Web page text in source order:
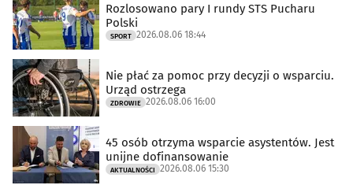
Rozlosowano pary I rundy STS Pucharu
Polski
SPORT 2026.08.06 18:44
Nie płać za pomoc przy decyzji o wsparciu.
Urząd ostrzega
ZDROWIE 2026.08.06 16:00
45 osób otrzyma wsparcie asystentów. Jest
unijne dofinansowanie
AKTUALNOŚCI 2026.08.06 15:30